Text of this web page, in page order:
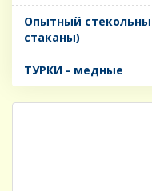
Опытный
стаканы)
ТУРКИ - медные